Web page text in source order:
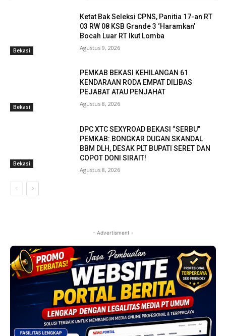
Bekasi
Ketat Bak Seleksi CPNS, Panitia 17-an RT
03 RW 08 KSB Grande 3 ‘Haramkan’
Bocah Luar RT Ikut Lomba
Agustus 9, 2026
Bekasi
PEMKAB BEKASI KEHILANGAN 61
KENDARAAN RODA EMPAT DILIBAS
PEJABAT ATAU PENJAHAT
Agustus 8, 2026
Bekasi
DPC XTC SEXYROAD BEKASI “SERBU”
PEMKAB: BONGKAR DUGAN SKANDAL
BBM DLH, DESAK PLT BUPATI SERET DAN
COPOT DONI SIRAIT!
Agustus 8, 2026
- Advertisment -